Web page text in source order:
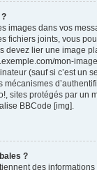
?
images dans vos
fichiers joints, vous
devez lier une image
mon-
(sauf si c’est un
sites protégés par un
BBCode [img].
?
des